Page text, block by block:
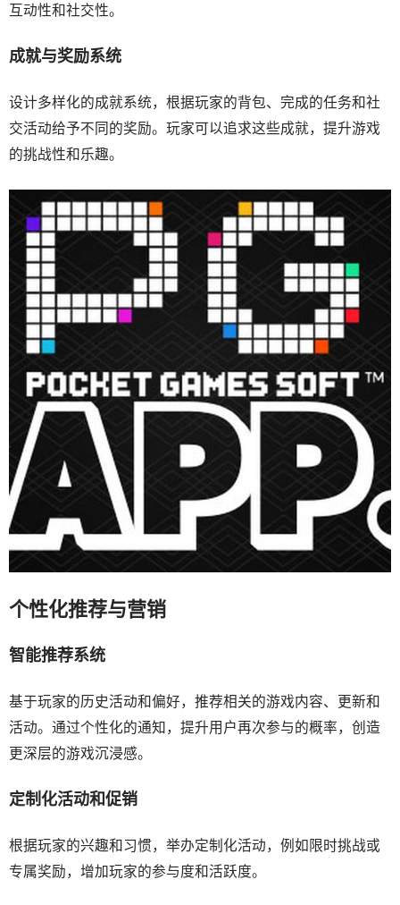
互动性和社交性。
成就与奖励系统
设计多样化的成就系统，根据玩家的背包、完成的任务和社
交活动给予不同的奖励。玩家可以追求这些成就，提升游戏
的挑战性和乐趣。
个性化推荐与营销
智能推荐系统
基于玩家的历史活动和偏好，推荐相关的游戏内容、更新和
活动。通过个性化的通知，提升用户再次参与的概率，创造
更深层的游戏沉浸感。
定制化活动和促销
根据玩家的兴趣和习惯，举办定制化活动，例如限时挑战或
专属奖励，增加玩家的参与度和活跃度。